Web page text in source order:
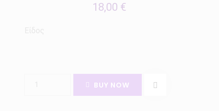
18,00 €
BUY NOW